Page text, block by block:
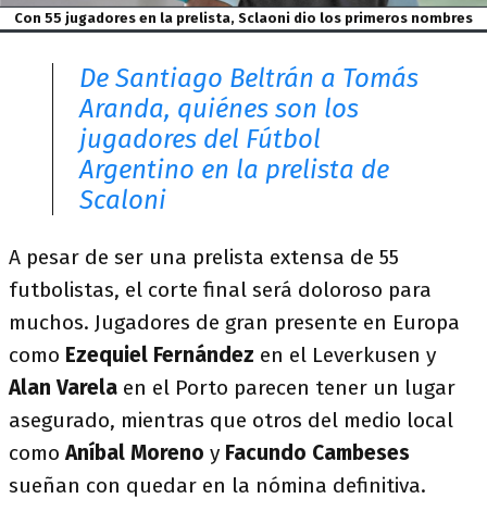
Con 55 jugadores en la prelista, Sclaoni dio los primeros nombres
De Santiago Beltrán a Tomás
Aranda, quiénes son los
jugadores del Fútbol
Argentino en la prelista de
Scaloni
A pesar de ser una prelista extensa de 55
futbolistas, el corte final será doloroso para
muchos. Jugadores de gran presente en Europa
como Ezequiel Fernández en el Leverkusen y
Alan Varela en el Porto parecen tener un lugar
asegurado, mientras que otros del medio local
comoAníbal Moreno y Facundo Cambeses
sueñan con quedar en la nómina definitiva.